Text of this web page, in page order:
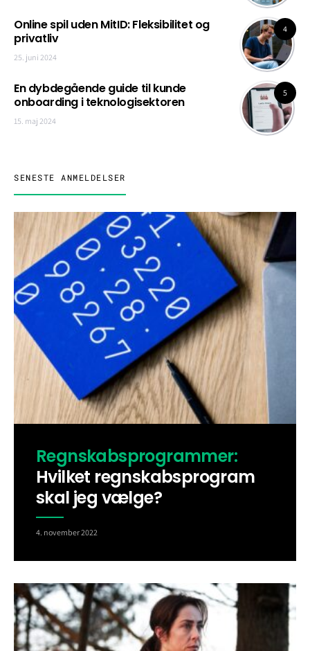
4
Online spil uden MitID: Fleksibilitet og
privatliv
25. juni 2024
5
En dybdegående guide til kunde
onboarding i teknologisektoren
15. maj 2024
SENESTE ANMELDELSER
Regnskabsprogrammer:
Hvilket regnskabsprogram
skal jeg vælge?
4. november 2022